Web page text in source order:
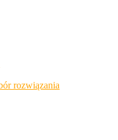
rozwiązania